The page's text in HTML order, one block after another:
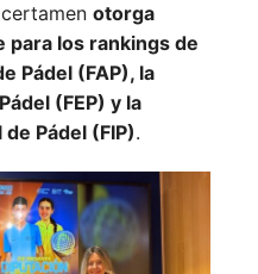
otorga
para los rankings de
Pádel (FAP), la
(FEP) y la
Pádel (FIP).